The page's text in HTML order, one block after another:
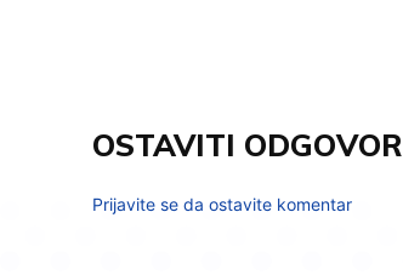
OSTAVITI ODGOVOR
Prijavite se da ostavite komentar